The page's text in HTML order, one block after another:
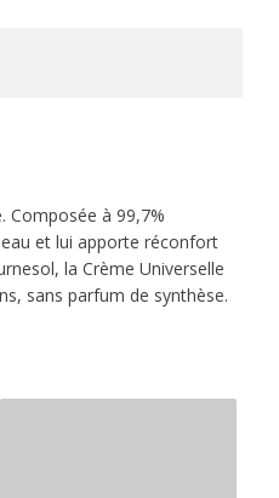
Composée à 99,7%
et lui apporte réconfort
la Crème Universelle
sans parfum de synthèse.